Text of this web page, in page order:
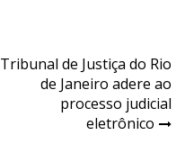
Tribunal de Justiça do Rio
de Janeiro adere ao
processo judicial
eletrônico